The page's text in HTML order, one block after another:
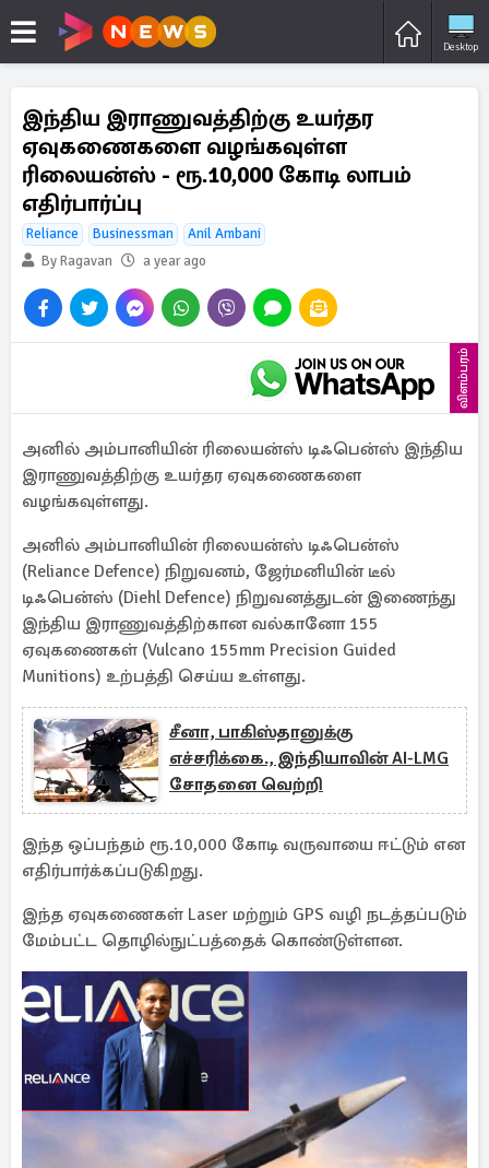
Desktop
இந்திய இராணுவத்திற்கு உயர்தர
ஏவுகணைகளை வழங்கவுள்ள
ரிலையன்ஸ் - ரூ.10,000 கோடி லாபம்
எதிர்பார்ப்பு
Reliance Businessman
Anil Ambani
By Ragavan
a year ago
விளம்பரம்
அனில் அம்பானியின் ரிலையன்ஸ் டிஃபென்ஸ் இந்திய
இராணுவத்திற்கு உயர்தர ஏவுகணைகளை
வழங்கவுள்ளது.
அனில் அம்பானியின் ரிலையன்ஸ் டிஃபென்ஸ்
(Reliance Defence) நிறுவனம், ஜேர்மனியின் டீல்
டிஃபென்ஸ் (Diehl Defence) நிறுவனத்துடன் இணைந்து
இந்திய இராணுவத்திற்கான வல்கானோ 155
ஏவுகணைகள் (Vulcano 155mm Precision Guided
Munitions) உற்பத்தி செய்ய உள்ளது.
சீனா, பாகிஸ்தானுக்கு
எச்சரிக்கை., இந்தியாவின் AI-LMG
சோதனை வெற்றி
இந்த ஒப்பந்தம் ரூ.10,000 கோடி வருவாயை ஈட்டும் என
எதிர்பார்க்கப்படுகிறது.
இந்த ஏவுகணைகள் Laser மற்றும் GPS வழி நடத்தப்படும்
மேம்பட்ட தொழில்நுட்பத்தைக் கொண்டுள்ளன.